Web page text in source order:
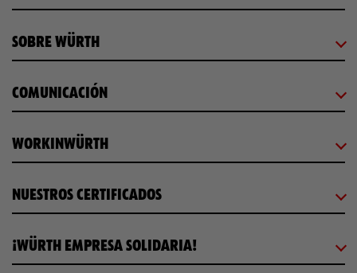
SOBRE WÜRTH
COMUNICACIÓN
WORKINWÜRTH
NUESTROS CERTIFICADOS
¡WÜRTH EMPRESA SOLIDARIA!